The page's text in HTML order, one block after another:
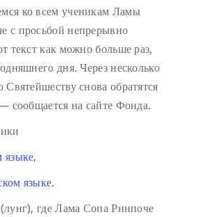
ко всем ученикам Ламы
с просьбой непрерывно
текст как можно больше раз,
дня. Через несколько
Святейшеству снова обратятся
сообщается на сайте Фонда.
языке,
языке.
где Лама Сопа Ринпоче